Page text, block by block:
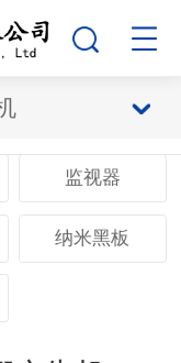
监视器
纳米黑板